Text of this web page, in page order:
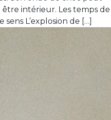
intérieur. Les temps de
L’explosion de […]